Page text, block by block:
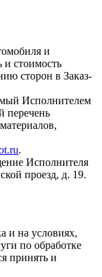
и
и стоимость
сторон в Заказ-
Исполнителем
перечень
.
Исполнителя
проезд, д. 19.
и на условиях,
по обработке
принять и